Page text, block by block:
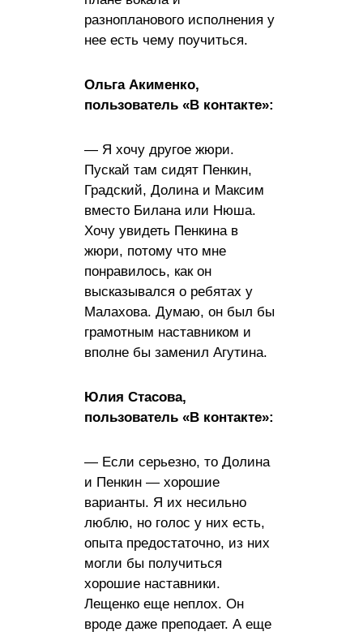
разнопланового исполнения у
нее есть чему поучиться.
Ольга Акименко,
пользователь «В контакте»:
— Я хочу другое жюри.
Пускай там сидят Пенкин,
Градский, Долина и Максим
вместо Билана или Нюша.
Хочу увидеть Пенкина в
жюри, потому что мне
понравилось, как он
высказывался о ребятах у
Малахова. Думаю, он был бы
грамотным наставником и
вполне бы заменил Агутина.
Юлия Стасова,
пользователь «В контакте»:
— Если серьезно, то Долина
и Пенкин — хорошие
варианты. Я их несильно
люблю, но голос у них есть,
опыта предостаточно, из них
могли бы получиться
хорошие наставники.
Лещенко еще неплох. Он
вроде даже преподает. А еще